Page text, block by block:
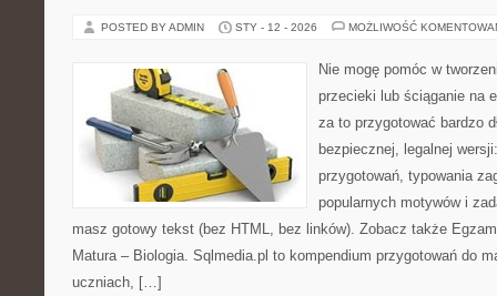
POSTED BY ADMIN STY - 12 - 2026 MOŻLIWOŚĆ
Nie mogę pomóc w
przecieki lub ściąganie na
za to przygotować bardzo
bezpiecznej, legalnej
przygotowań, typowania
popularnych motywów i
masz gotowy tekst (bez HTML, bez linków). Zobacz także
Matura – Biologia. Sqlmedia.pl to kompendium przygotowań do
uczniach, […]